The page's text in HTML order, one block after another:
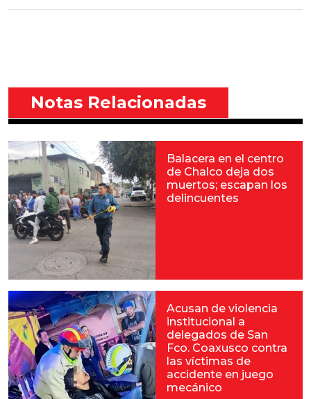
Notas Relacionadas
Balacera en el centro
de Chalco deja dos
muertos; escapan los
delincuentes
Acusan de violencia
institucional a
delegados de San
Fco. Coaxusco contra
las víctimas de
accidente en juego
mecánico